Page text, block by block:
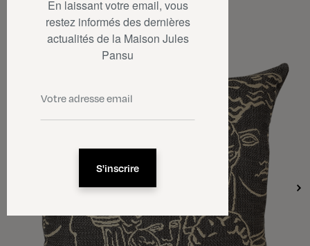
En laissant votre email, vous
restez informés des dernières
actualités de la Maison Jules
Pansu